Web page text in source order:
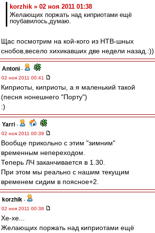
korzhik » 02 ноя 2011 01:38
Желающих поржать над киприотами ещё
поубавилось,думаю.
Щас посмотрим на кой-кого из НТВ-шных
снобов,весело хихикавших две недели назад.:))
Antoni -
02 ноя 2011 00:41
Киприоты, киприоты, а я маленький такой
(песня нонешнего "Порту")
:)
Yarri -
02 ноя 2011 00:39
Вообще прикольно с этим "зимним"
временным непереходом.
Теперь ЛЧ заканчивается в 1.30.
При этом мы реально с нашим текущим
временем сидим в поясное+2.
korzhik -
02 ноя 2011 00:38
Хе-хе...
Желающих поржать над киприотами ещё